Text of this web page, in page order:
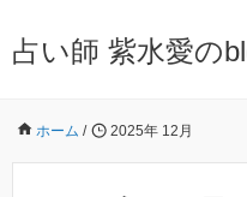
占い師 紫水愛の
ホーム / 2025年 12月